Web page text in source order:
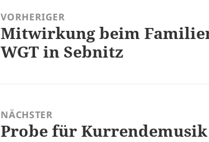
VORHERIGER
Vorheriger
Beitrag:
Mitwirkung beim
WGT in Sebnitz
NÄCHSTER
Nächster
Probe für Kurrendemusik